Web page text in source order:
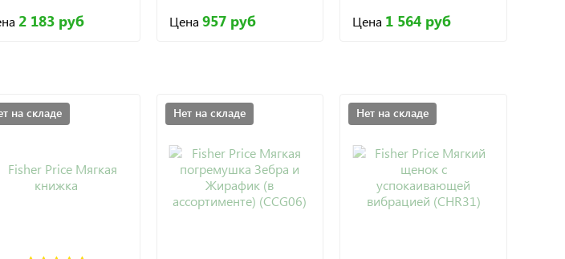
2 183 руб Цена 957 руб Цена 1 564 руб
на складе Нет на складе Нет на складе